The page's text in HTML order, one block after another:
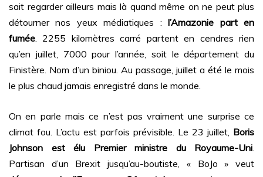
sait regarder ailleurs mais là quand même on ne peut plus
détourner nos yeux médiatiques : l’Amazonie part en
fumée. 2255 kilomètres carré partent en cendres rien
qu’en juillet, 7000 pour l’année, soit le département du
Finistère. Nom d’un biniou. Au passage, juillet a été le mois
le plus chaud jamais enregistré dans le monde.
On en parle mais ce n’est pas vraiment une surprise ce
climat fou. L’actu est parfois prévisible. Le 23 juillet, Boris
Johnson est élu Premier ministre du Royaume-Uni.
Partisan d’un Brexit jusqu’au-boutiste, « BoJo » veut